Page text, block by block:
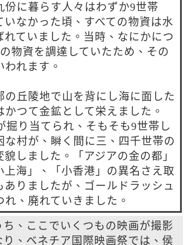
に暮らす人々はわずか9世帯
いなかった頃、すべての物資は水
れていました。当時、なにかにつ
物資を調達していたため、その
れます。
丘陵地で山を背にし海に面した
かつて金鉱として栄えました。
掘り当てられ、そもそも9世帯し
な村が、瞬く間に三、四千世帯の
しました。「アジアの金の都」
上海」、「小香港」の異名さえ取
ありましたが、ゴールドラッシュ
れ、廃れていきました。
ここでいくつもの映画が撮影
り、ベネチア国際映画祭では、侯